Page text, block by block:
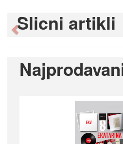
Slicni artikli
Previous